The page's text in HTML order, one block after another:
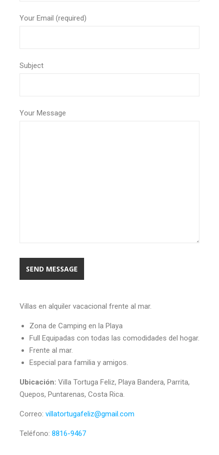
Your Email (required)
Subject
Your Message
Villas en alquiler vacacional frente al mar.
Zona de Camping en la Playa
Full Equipadas con todas las comodidades del hogar.
Frente al mar.
Especial para familia y amigos.
Ubicación: Villa Tortuga Feliz, Playa Bandera, Parrita,
Quepos, Puntarenas, Costa Rica.
Correo: villatortugafeliz@gmail.com
Teléfono: 8816-9467